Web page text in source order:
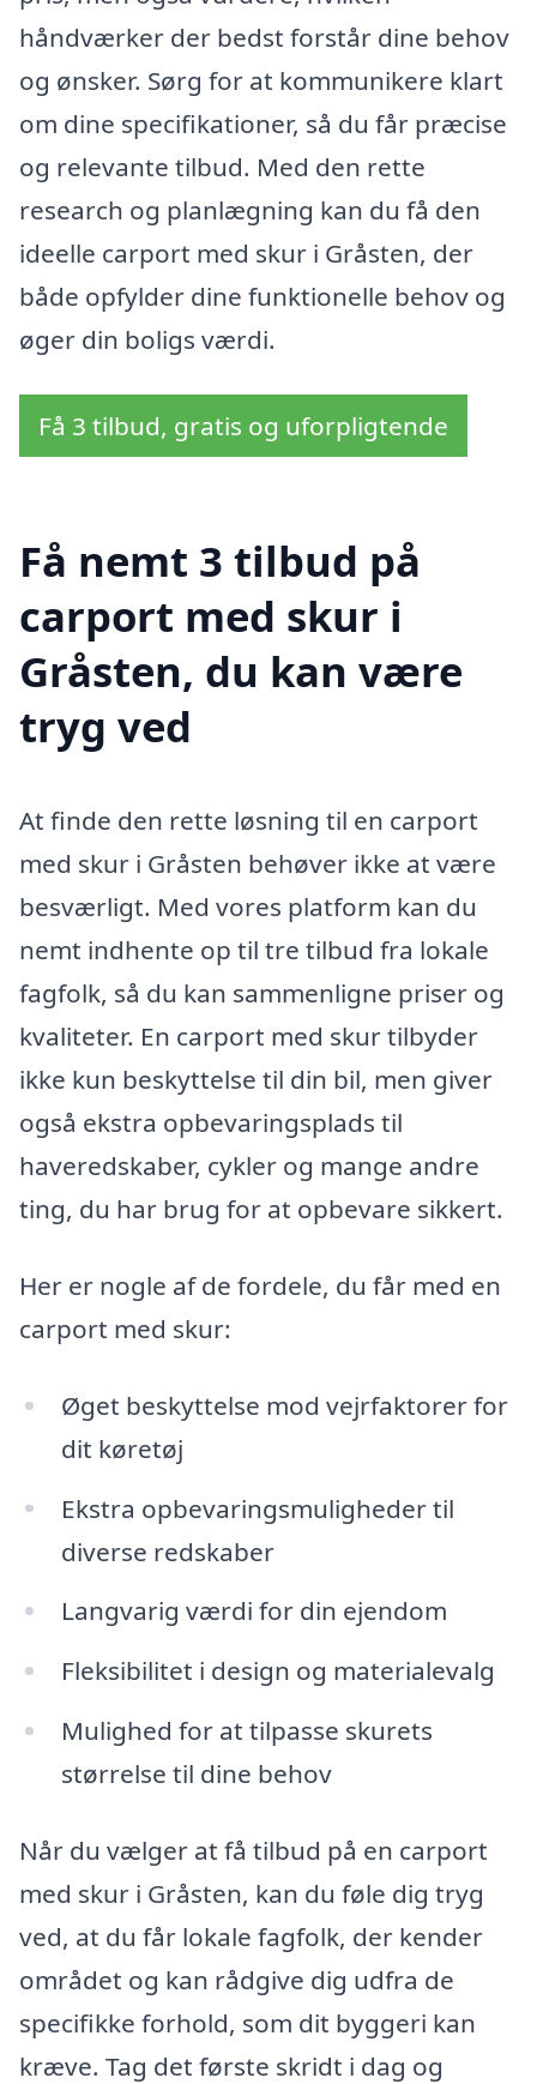
håndværker der bedst forstår dine behov
og ønsker. Sørg for at kommunikere klart
om dine specifikationer, så du får præcise
og relevante tilbud. Med den rette
research og planlægning kan du få den
ideelle carport med skur i Gråsten, der
både opfylder dine funktionelle behov og
øger din boligs værdi.
Få 3 tilbud, gratis og uforpligtende
Få nemt 3 tilbud på
carport med skur i
Gråsten, du kan være
tryg ved
At finde den rette løsning til en carport
med skur i Gråsten behøver ikke at være
besværligt. Med vores platform kan du
nemt indhente op til tre tilbud fra lokale
fagfolk, så du kan sammenligne priser og
kvaliteter. En carport med skur tilbyder
ikke kun beskyttelse til din bil, men giver
også ekstra opbevaringsplads til
haveredskaber, cykler og mange andre
ting, du har brug for at opbevare sikkert.
Her er nogle af de fordele, du får med en
carport med skur:
Øget beskyttelse mod vejrfaktorer for
dit køretøj
Ekstra opbevaringsmuligheder til
diverse redskaber
Langvarig værdi for din ejendom
Fleksibilitet i design og materialevalg
Mulighed for at tilpasse skurets
størrelse til dine behov
Når du vælger at få tilbud på en carport
med skur i Gråsten, kan du føle dig tryg
ved, at du får lokale fagfolk, der kender
området og kan rådgive dig udfra de
specifikke forhold, som dit byggeri kan
kræve. Tag det første skridt i dag og